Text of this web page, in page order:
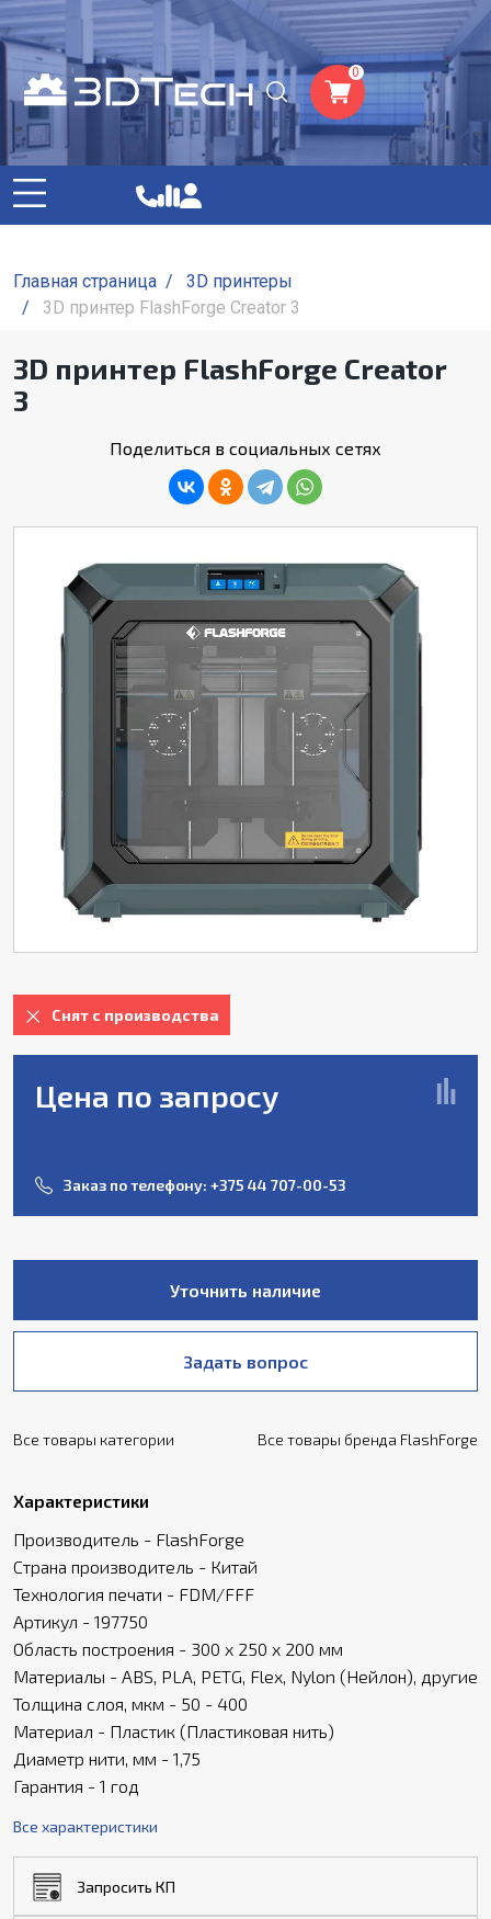
0
Главная страница /
3D принтеры
/
3D принтер FlashForge Creator 3
3D принтер FlashForge Creator
3
Поделиться в социальных сетях
Снят с производства
Цена по запросу
Заказ по телефону: +375 44 707-00-53
Уточнить наличие
Задать вопрос
Все товары категории Все товары бренда FlashForge
Характеристики
Производитель - FlashForge
Страна производитель - Китай
Технология печати - FDM/FFF
Артикул - 197750
Область построения - 300 х 250 х 200 мм
Материалы - ABS, PLA, PETG, Flex, Nylon (Нейлон), другие
Толщина слоя, мкм - 50 - 400
Материал - Пластик (Пластиковая нить)
Диаметр нити, мм - 1,75
Гарантия - 1 год
Все характеристики
Запросить КП